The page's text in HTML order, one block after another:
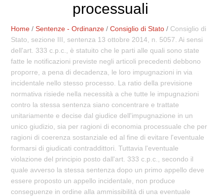
processuali
Home /Sentenze - Ordinanze /Consiglio di Stato / Consiglio di
Stato, sezione III, sentenza 13 ottobre 2014, n. 5057. Ai sensi
dell'art. 333 c.p.c., è statuito che le parti alle quali sono state
fatte le notificazioni previste negli articoli precedenti debbono
proporre, a pena di decadenza, le loro impugnazioni in via
incidentale nello stesso processo. La ratio della previsione
normativa risiede nella necessità a che tutte le impugnazioni
contro la stessa sentenza siano concentrare e trattate
unitariamente e decise dal giudice dell'impugnazione in un
unico giudizio, sia per ragioni di economia processuale che per
ragioni di coerenza sostanziale ed al fine di evitare l'eventuale
formarsi di giudicati contraddittori. Tuttavia l'eventuale
violazione del principio posto dall'art. 333 c.p.c., secondo il
quale avverso la stessa sentenza dopo un primo appello deve
essere proposto un appello incidentale, non produce
conseguenze in ordine alla ammissibilità di una eventuale